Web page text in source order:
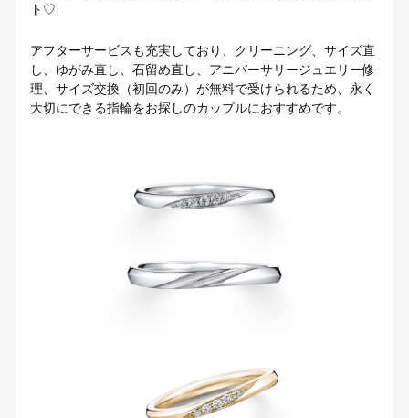
ト♡
アフターサービスも充実しており、クリーニング、サイズ直
し、ゆがみ直し、石留め直し、アニバーサリージュエリー修
理、サイズ交換（初回のみ）が無料で受けられるため、永く
大切にできる指輪をお探しのカップルにおすすめです。